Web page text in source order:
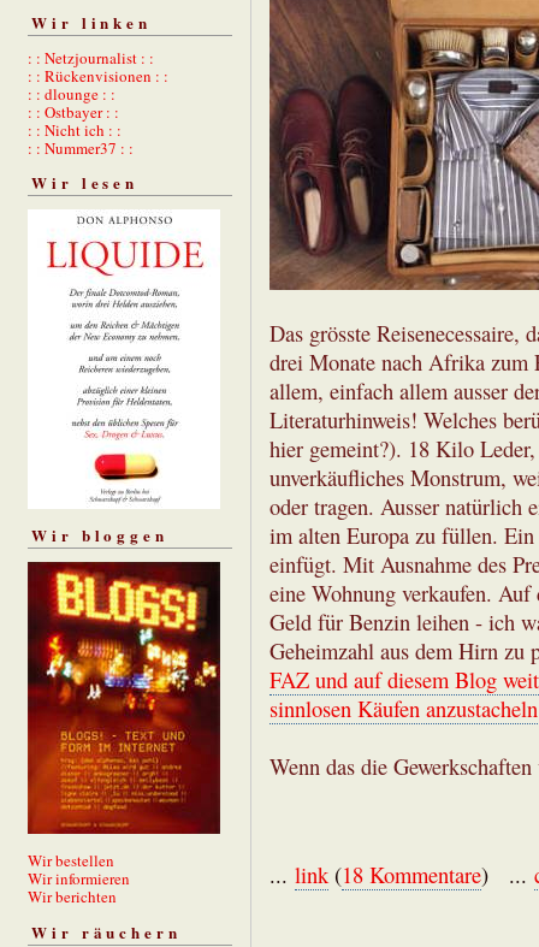
Wir linken
: : Netzjournalist : :
: : Rückenvisionen : :
: : dlounge : :
: : Ostbayer : :
: : Nicht ich : :
: : Nummer37 : :
Wir lesen
Wir bloggen
Wir bestellen
Wir informieren
Wir berichten
Wir räuchern
Das grösste Reisenecessaire,
drei Monate nach Afrika zum
allem, einfach allem ausser
Literaturhinweis! Welches
hier gemeint?). 18 Kilo
unverkäufliches Monstrum,
oder tragen. Ausser natürlich
im alten Europa zu füllen.
einfügt. Mit Ausnahme des
eine Wohnung verkaufen.
Geld für Benzin leihen - ich
Geheimzahl aus dem Hirn zu
FAZ und auf diesem Blog
sinnlosen Käufen anzustacheln
Wenn das die
... link (18 Kommentare) ...